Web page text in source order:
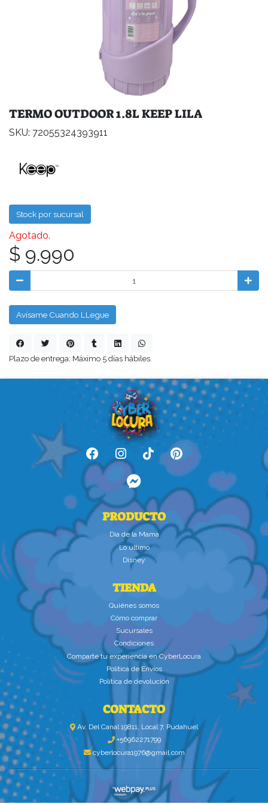
TERMO OUTDOOR 1.8L KEEP LILA
SKU: 72055324393911
Stock por sucursal
Agotado.
$ 9.990
Avísame Cuando LLegue
Plazo de entrega: Máximo 5 días hábiles.
PRODUCTO
Dìa de la Mamà
Lo último
Disney
TIENDA
Quiénes somos
Cómo comprar
Sucursales
Condiciones
Comparte tu experiencia en CyberLocura
Política de Envíos
Política de devolución
CONTACTO
Av. Del Canal 19811, Local 7, Pudahuel
+56962271799
cyberlocura1976@gmail.com